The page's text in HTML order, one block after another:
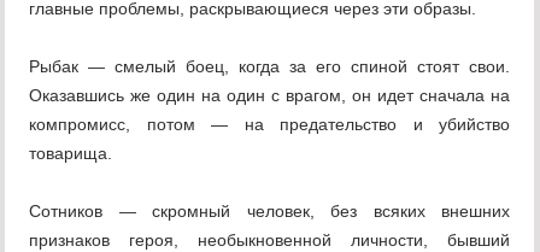
главные проблемы, раскрывающиеся через эти образы.
Рыбак — смелый боец, когда за его спиной стоят свои.
Оказавшись же один на один с врагом, он идет сначала на
компромисс, потом — на предательство и убийство
товарища.
Сотников — скромный человек, без всяких внешних
признаков героя, необыкновенной личности, бывший